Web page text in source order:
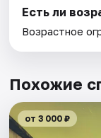
Есть ли
Возрастное
Похожие
от 3 000 ₽